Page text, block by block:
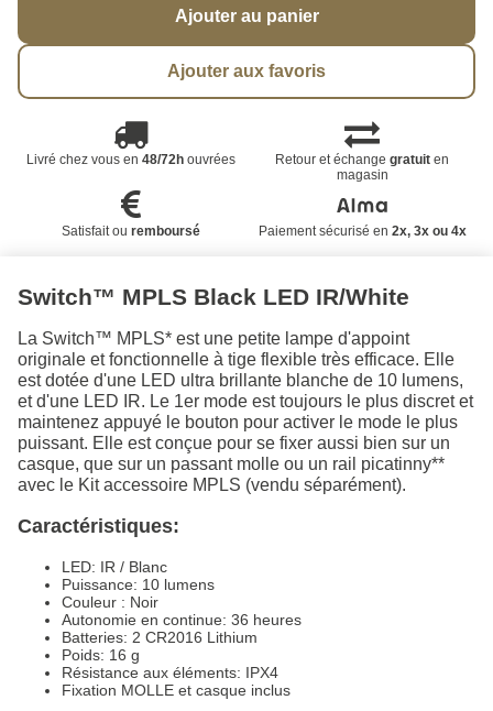
Ajouter au panier
Ajouter aux favoris
Livré chez vous en 48/72houvrées Retour et échangegratuit en
magasin
Satisfait ou remboursé Paiement sécurisé en 2x, 3x ou 4x
Switch™ MPLS Black LED IR/White
La Switch™ MPLS* est une petite lampe d'appoint
originale et fonctionnelle à tige flexible très efficace. Elle
est dotée d'une LED ultra brillante blanche de 10 lumens,
et d'une LED IR. Le 1er mode est toujours le plus discret et
maintenez appuyé le bouton pour activer le mode le plus
puissant. Elle est conçue pour se fixer aussi bien sur un
casque, que sur un passant molle ou un rail picatinny**
avec le Kit accessoire MPLS (vendu séparément).
Caractéristiques:
LED: IR / Blanc
Puissance: 10 lumens
Couleur : Noir
Autonomie en continue: 36 heures
Batteries: 2 CR2016 Lithium
Poids: 16 g
Résistance aux éléments: IPX4
Fixation MOLLE et casque inclus